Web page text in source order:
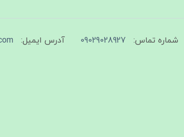
شماره تماس: 09029028927 آدرس ایمیل: